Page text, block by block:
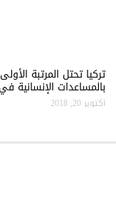
تركيا تحتل المرتبة
بالمساعدات الإنسانية في 2017
أكتوبر 20, 2018